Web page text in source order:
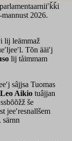
mannust 2026.
lij leämmaž
Tõn ääiʹj
lij tåimmam
sâjjsa Tuomas
Leo Aikio tuâjjan
še
jeeʹresnallšem
särnn